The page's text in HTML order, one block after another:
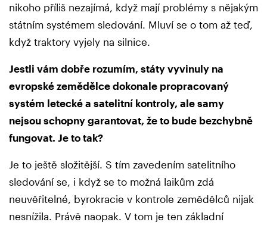
nikoho příliš nezajímá, když mají problémy s nějakým
státním systémem sledování. Mluví se o tom až teď,
když traktory vyjely na silnice.
Jestli vám dobře rozumím, státy vyvinuly na
evropské zemědělce dokonale propracovaný
systém letecké a satelitní kontroly, ale samy
nejsou schopny garantovat, že to bude bezchybně
fungovat. Je to tak?
Je to ještě složitější. S tím zavedením satelitního
sledování se, i když se to možná laikům zdá
neuvěřitelné, byrokracie v kontrole zemědělců nijak
nesnížila. Právě naopak. V tom je ten základní